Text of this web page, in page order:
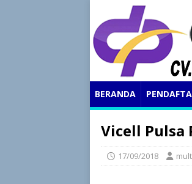
BERANDA
Vicell Pulsa
17/09/2018